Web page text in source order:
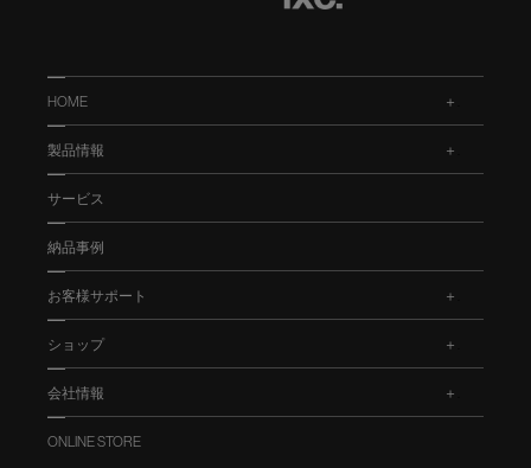
HOME
製品情報
サービス
納品事例
お客様サポート
ショップ
会社情報
ONLINE STORE